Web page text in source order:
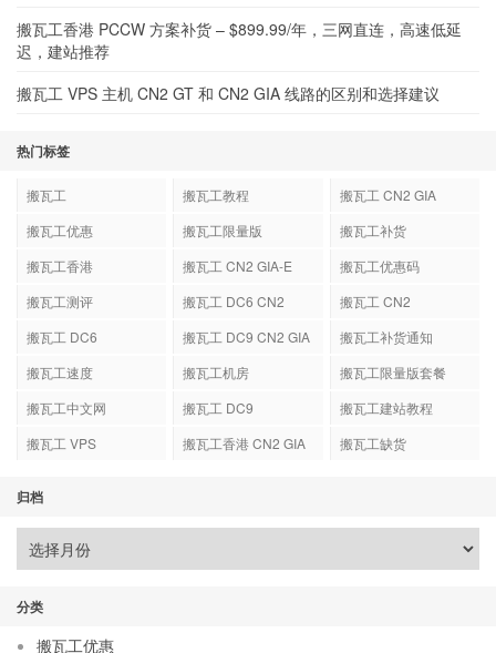
搬瓦工香港 PCCW 方案补货 – $899.99/年，三网直连，高速低延
迟，建站推荐
搬瓦工 VPS 主机 CN2 GT 和 CN2 GIA 线路的区别和选择建议
热门标签
搬瓦工 搬瓦工教程
搬瓦工 CN2 GIA
搬瓦工优惠
搬瓦工限量版
搬瓦工补货
搬瓦工香港
搬瓦工 CN2 GIA-E
搬瓦工优惠码
搬瓦工测评
搬瓦工 DC6 CN2
搬瓦工 CN2
搬瓦工 DC6
搬瓦工 DC9 CN2 GIA
搬瓦工补货通知
搬瓦工速度
搬瓦工机房
搬瓦工限量版套餐
搬瓦工中文网
搬瓦工 DC9
搬瓦工建站教程
搬瓦工 VPS
搬瓦工香港 CN2 GIA 搬瓦工缺货
归档
分类
搬瓦工优惠